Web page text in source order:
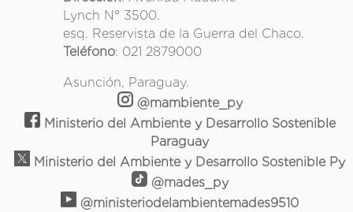
Lynch N° 3500.
esq. Reservista de la Guerra del Chaco.
Teléfono: 021 2879000
Asunción, Paraguay.
@mambiente_py
Ministerio del Ambiente y Desarrollo Sostenible
Paraguay
Ministerio del Ambiente y Desarrollo Sostenible Py
@mades_py
@ministeriodelambientemades9510